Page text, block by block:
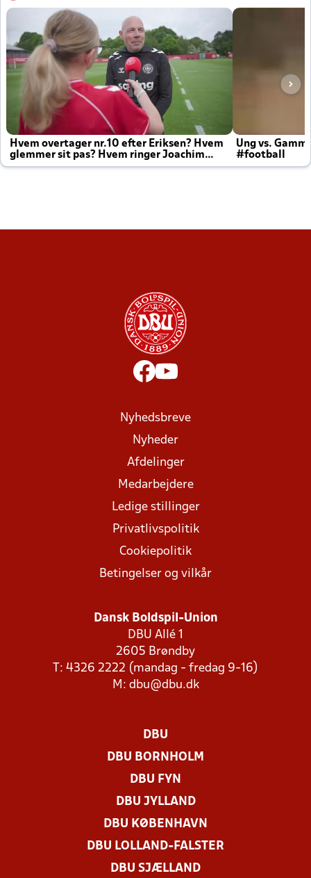
Hvem overtager nr.10 efter Eriksen? Hvem
glemmer sit pas? Hvem ringer Joachim
altid til efter kampe?
Ung vs.
#football
Nyhedsbreve
Nyheder
Afdelinger
Medarbejdere
Ledige stillinger
Privatlivspolitik
Cookiepolitik
Betingelser og vilkår
Dansk Boldspil-Union
DBU Allé 1
2605 Brøndby
T: 4326 2222 (mandag - fredag 9-16)
M: dbu@dbu.dk
DBU
DBU BORNHOLM
DBU FYN
DBU JYLLAND
DBU KØBENHAVN
DBU LOLLAND-FALSTER
DBU SJÆLLAND